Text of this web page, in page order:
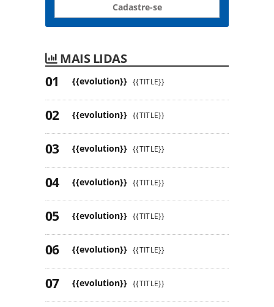
Cadastre-se
MAIS LIDAS
{{evolution}} {{TITLE}}
{{evolution}} {{TITLE}}
{{evolution}} {{TITLE}}
{{evolution}} {{TITLE}}
{{evolution}} {{TITLE}}
{{evolution}} {{TITLE}}
{{evolution}} {{TITLE}}